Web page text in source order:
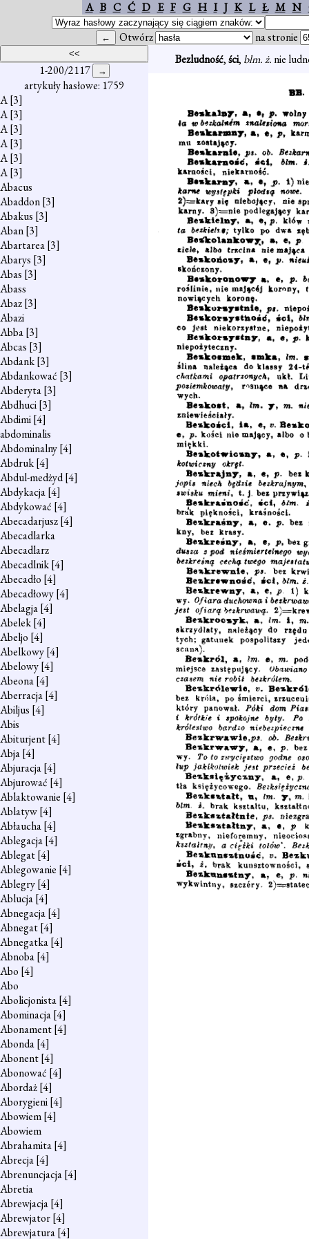
A B C Ć D E F G H I J K L Ł M N
Otwórz na stronie
1-200/2117
artykuły hasłowe: 1759
A[3]
A[3]
A[3]
A[3]
A[3]
A[3]
Abacus
Abaddon[3]
Abakus [3]
Aban[3]
Abartarea[3]
Abarys [3]
Abas [3]
Abass
Abaz[3]
Abazi
Abba[3]
Abcas [3]
Abdank[3]
Abdankować [3]
Abderyta[3]
Abdhuci[3]
Abdimi[4]
abdominalis
Abdominalny[4]
Abdruk[4]
Abdul-medżyd[4]
Abdykacja[4]
Abdykować [4]
Abecadarjusz[4]
Abecadlarka
Abecadlarz
Abecadlnik[4]
Abecadło [4]
Abecadłowy[4]
Abelagja[4]
Abelek[4]
Abeljo [4]
Abelkowy[4]
Abelowy[4]
Abeona[4]
Aberracja[4]
Abiljus [4]
Abis
Abiturjent[4]
Abja[4]
Abjuracja[4]
Abjurować [4]
Ablaktowanie [4]
Ablatyw[4]
Abłaucha[4]
Ablegacja[4]
Ablegat[4]
Ablegowanie [4]
Ablegry[4]
Ablucja[4]
Abnegacja[4]
Abnegat[4]
Abnegatka[4]
Abnoba[4]
Abo [4]
Abo
Abolicjonista[4]
Abominacja[4]
Abonament[4]
Abonda[4]
Abonent[4]
Abonować [4]
Abordaż[4]
Aborygieni[4]
Abowiem[4]
Abowiem
Abrahamita[4]
Abrecja[4]
Abrenuncjacja[4]
Abretia
Abrewjacja[4]
Abrewjator[4]
Abrewjatura[4]
Bezludność,ści, blm. ż.nie